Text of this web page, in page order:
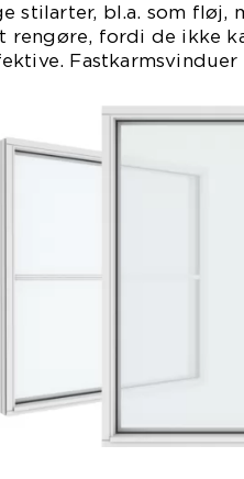
stilarter, bl.a. som fløj,
rengøre, fordi de ikke